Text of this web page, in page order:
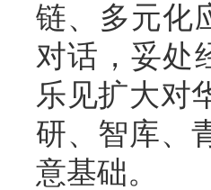
链、多元化
对话，妥处
乐见扩大对
研、智库、
意基础。